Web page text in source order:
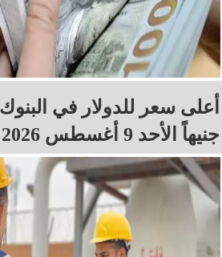
جنيهاً الأحد 9 أغسطس 2026